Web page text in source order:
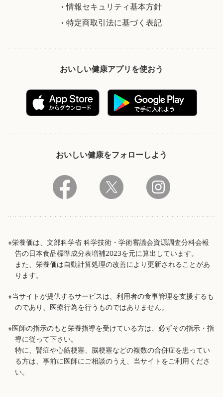
情報セキュリティ基本方針
特定商取引法に基づく表記
おいしい健康アプリを使おう
おいしい健康をフォローしよう
※栄養価は、文部科学省 科学技術・学術審議会資源調査分科会報
告の日本食品標準成分表増補2023を元に算出しています。
また、栄養価は自動計算処理の改善により更新されることがあ
ります。
※当サイトが提供するサービスは、利用者の食事管理を支援するも
のであり、医療行為を行うものではありません。
※医師の指示のもと栄養指導を受けている方は、必ずその指示・指
導に従って下さい。
特に、腎症や心筋梗塞、脳梗塞などの複数の合併症を患ってい
る方は、事前に医師にご相談のうえ、当サイトをご利用くださ
い。